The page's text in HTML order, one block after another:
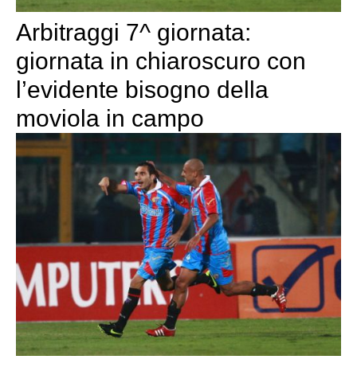
Arbitraggi 7^ giornata:
giornata in chiaroscuro con
l’evidente bisogno della
moviola in campo